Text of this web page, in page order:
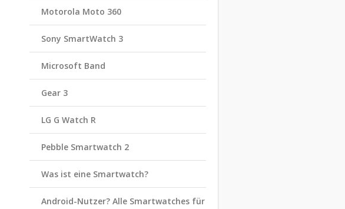
Motorola Moto 360
Sony SmartWatch 3
Microsoft Band
Gear 3
LG G Watch R
Pebble Smartwatch 2
Was ist eine Smartwatch?
Android-Nutzer? Alle Smartwatches für